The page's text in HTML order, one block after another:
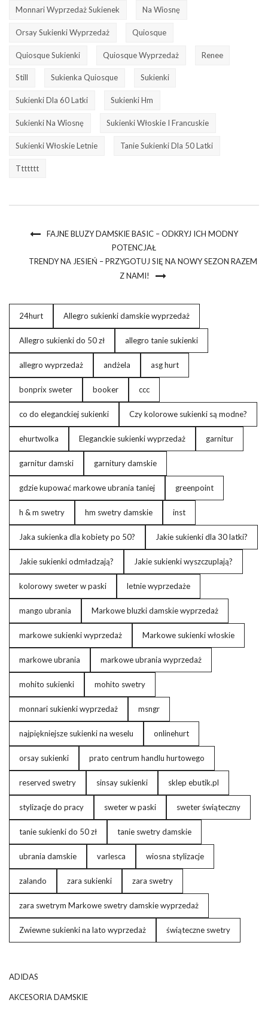
Monnari Wyprzedaż Sukienek Na Wiosnę
Orsay Sukienki Wyprzedaż Quiosque
Quiosque Sukienki Quiosque Wyprzedaż Renee
Still Sukienka Quiosque Sukienki
Sukienki Dla 60 Latki Sukienki Hm
Sukienki Na Wiosnę Sukienki Włoskie I Francuskie
Sukienki Włoskie Letnie Tanie Sukienki Dla 50 Latki
Ttttttt
FAJNE BLUZY DAMSKIE BASIC – ODKRYJ ICH MODNY
POTENCJAŁ
TRENDY NA JESIEŃ – PRZYGOTUJ SIĘ NA NOWY SEZON RAZEM
Z NAMI!
24hurt Allegro sukienki damskie wyprzedaż
Allegro sukienki do 50 zł allegro tanie sukienki
allegro wyprzedaż andżela asg hurt
bonprix sweter booker ccc
co do eleganckiej sukienki Czy kolorowe sukienki są modne?
ehurtwolka Eleganckie sukienki wyprzedaż garnitur
garnitur damski garnitury damskie
gdzie kupować markowe ubrania taniej greenpoint
h & m swetry hm swetry damskie inst
Jaka sukienka dla kobiety po 50? Jakie sukienki dla 30 latki?
Jakie sukienki odmładzają? Jakie sukienki wyszczuplają?
kolorowy sweter w paski letnie wyprzedaże
mango ubrania Markowe bluzki damskie wyprzedaż
markowe sukienki wyprzedaż Markowe sukienki włoskie
markowe ubrania markowe ubrania wyprzedaż
mohito sukienki mohito swetry
monnari sukienki wyprzedaż msngr
najpiękniejsze sukienki na weselu onlinehurt
orsay sukienki prato centrum handlu hurtowego
reserved swetry sinsay sukienki sklep ebutik.pl
stylizacje do pracy sweter w paski sweter świąteczny
tanie sukienki do 50 zł tanie swetry damskie
ubrania damskie varlesca wiosna stylizacje
zalando zara sukienki zara swetry
zara swetrym Markowe swetry damskie wyprzedaż
Zwiewne sukienki na lato wyprzedaż świąteczne swetry
ADIDAS
AKCESORIA DAMSKIE